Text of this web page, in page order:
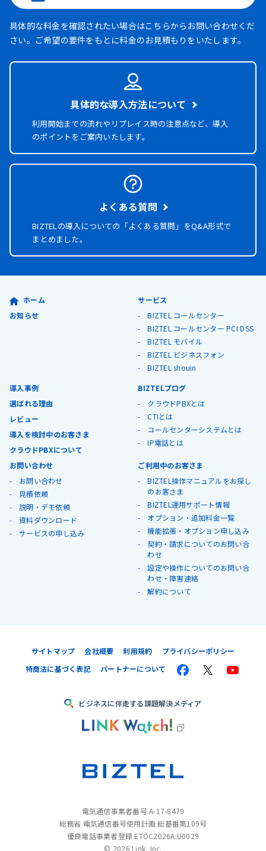
具体的な料金を確認されたい場合はこちらからお問い合わせくだ
さい。ご希望の要件をもとに料金のお見積もりをいたします。
具体的な導入方法について
利用開始までの流れやリプレイス時の注意点など、導入
のポイントをご案内いたします。
よくある質問
BIZTELの導入についての「よくある質問」をQ&A形式で
まとめました。
ホーム
お知らせ
サービス
BIZTEL コールセンター
BIZTEL コールセンター PCI DSS
BIZTEL モバイル
BIZTEL ビジネスフォン
BIZTEL shouin
導入事例
選ばれる理由
レビュー
導入を検討中のお客さま
クラウドPBXについて
BIZTELブログ
クラウドPBXとは
CTIとは
コールセンターシステムとは
IP電話とは
お問い合わせ
お問い合わせ
見積依頼
説明・デモ依頼
資料ダウンロード
サービスの申し込み
ご利用中のお客さま
BIZTEL操作マニュアルをお探し
のお客さま
BIZTEL運用サポート情報
オプション・追加料金一覧
機能拡張・オプション申し込み
契約・請求についてのお問い合
わせ
設定や操作についてのお問い合
わせ・障害連絡
解約について
サイトマップ 会社概要 利用規約
プライバシーポリシー
特商法に基づく表記
パートナーについて
ビジネスに伴走する課題解決メディア
電気通信事業者番号 A-17-8479
総務省 電気通信番号使用計画 総基番第109号
優良電話事業者登録 ETOC2026A:U0029
© 2026 Link, Inc.